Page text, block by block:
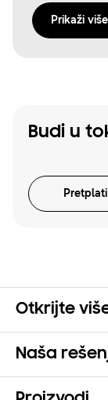
Prikaži
Budi u
Otkrijte
Naša